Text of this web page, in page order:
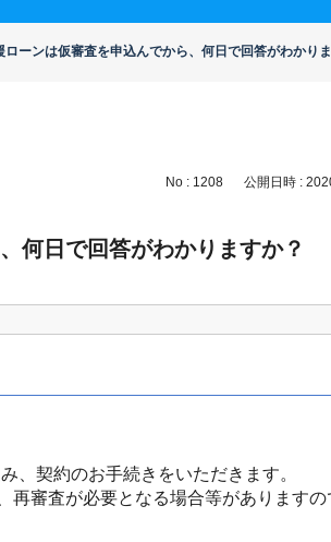
ローンは仮審査を申込んでから、何日で回答がわかり
No : 1208 公開日時 :
何日で回答がわかりますか？
、契約のお手続きをいただきます。
審査が必要となる場合等があります